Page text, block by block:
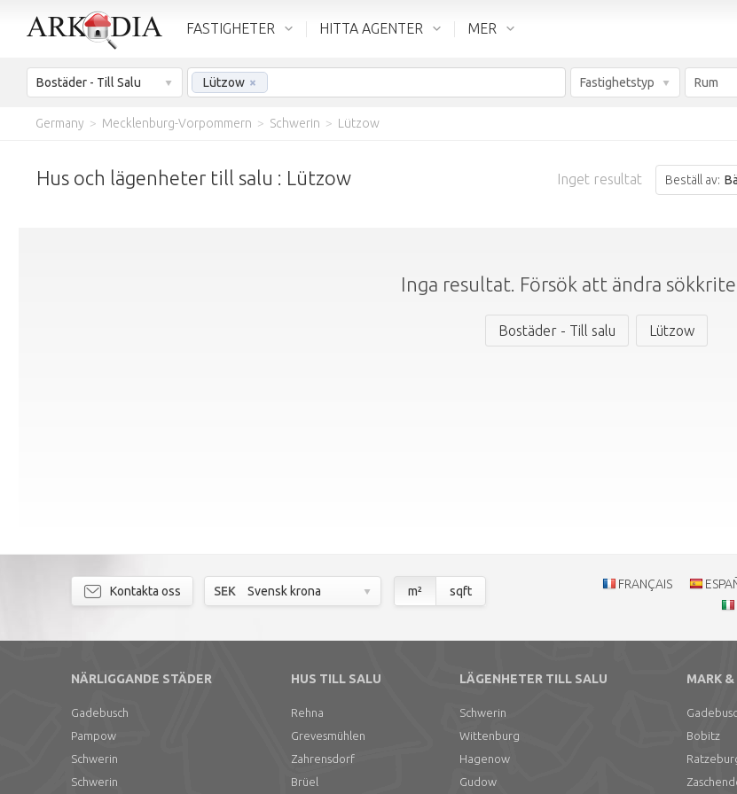
FASTIGHETER HITTA AGENTER MER
Bostäder - Till Salu Lützow × Fastighetstyp Rum
Germany > Mecklenburg-Vorpommern > Schwerin > Lützow
Hus och lägenheter till salu : Lützow Inget resultat Beställ av:
Inga resultat. Försök att ändra
Bostäder - Till salu Lützow
Kontakta oss SEK Svensk krona m² sqft FRANÇAIS
NÄRLIGGANDE STÄDER
Gadebusch
Pampow
Schwerin
Schwerin
HUS TILL SALU
Rehna
Grevesmühlen
Zahrensdorf
Brüel
LÄGENHETER TILL SALU
Schwerin
Wittenburg
Hagenow
Gudow
MARK
Bobitz